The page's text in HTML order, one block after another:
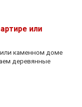
или
или каменном доме
деревянные